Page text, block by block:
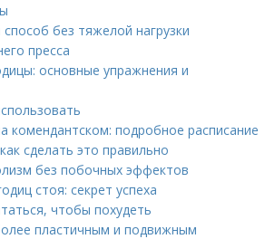
без тяжелой нагрузки
пресса
основные упражнения и
комендантском: подробное расписание
сделать это правильно
без побочных эффектов
стоя: секрет успеха
чтобы похудеть
пластичным и подвижным